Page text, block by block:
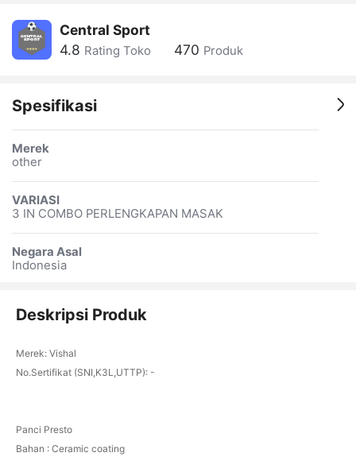
Central Sport
4.8 Rating Toko 470 Produk
Spesifikasi
Merek
other
VARIASI
3 IN COMBO PERLENGKAPAN MASAK
Negara Asal
Indonesia
Deskripsi Produk
Merek: Vishal
No.Sertifikat (SNI,K3L,UTTP): -
Panci Presto
Bahan : Ceramic coating